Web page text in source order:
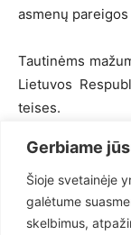
Gerbiame
Šioje svetainėje
galėtume
skelbimus,
asmenų pareigos
Tautinėms
Lietuvos
teises.
23
1. Valstybės